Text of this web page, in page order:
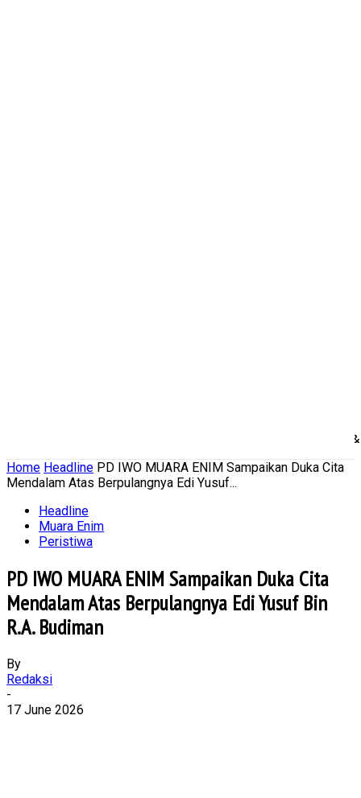
Politik
Home Headline PD IWO MUARA ENIM Sampaikan Duka Cita
Mendalam Atas Berpulangnya Edi Yusuf...
Headline
Muara Enim
Peristiwa
PD IWO MUARA ENIM Sampaikan Duka Cita
Mendalam Atas Berpulangnya Edi Yusuf Bin
R.A. Budiman
By
Redaksi
-
17 June 2026